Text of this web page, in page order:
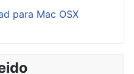
para Mac OSX